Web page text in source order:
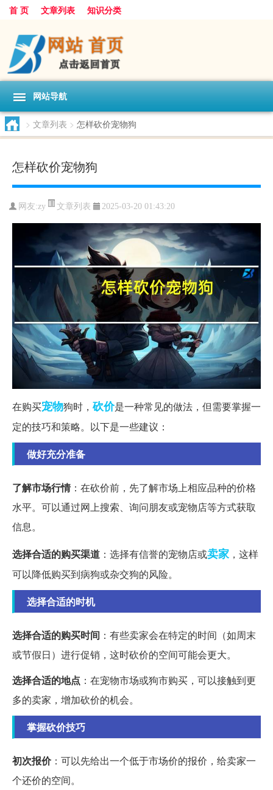
首 页 文章列表 知识分类
网站导航
> 文章列表 > 怎样砍价宠物狗
怎样砍价宠物狗
网友:zy 文章列表 2025-03-20 01:43:20
在购买宠物狗时，砍价是一种常见的做法，但需要掌握一
定的技巧和策略。以下是一些建议：
做好充分准备
了解市场行情：在砍价前，先了解市场上相应品种的价格
水平。可以通过网上搜索、询问朋友或宠物店等方式获取
信息。
选择合适的购买渠道 ：选择有信誉的宠物店或卖家 ，这样
可以降低购买到病狗或杂交狗的风险。
选择合适的时机
选择合适的购买时间 ：有些卖家会在特定的时间（如周末
或节假日）进行促销，这时砍价的空间可能会更大。
选择合适的地点 ：在宠物市场或狗市购买，可以接触到更
多的卖家，增加砍价的机会。
掌握砍价技巧
初次报价：可以先给出一个低于市场价的报价，给卖家一
个还价的空间。